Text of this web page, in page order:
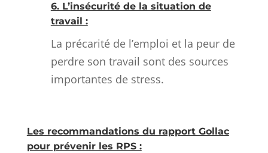
6. L’insécurité de la situation de
travail :
La précarité de l’emploi et la peur de
perdre son travail sont des sources
importantes de stress.
Les recommandations du rapport Gollac
pour prévenir les RPS :